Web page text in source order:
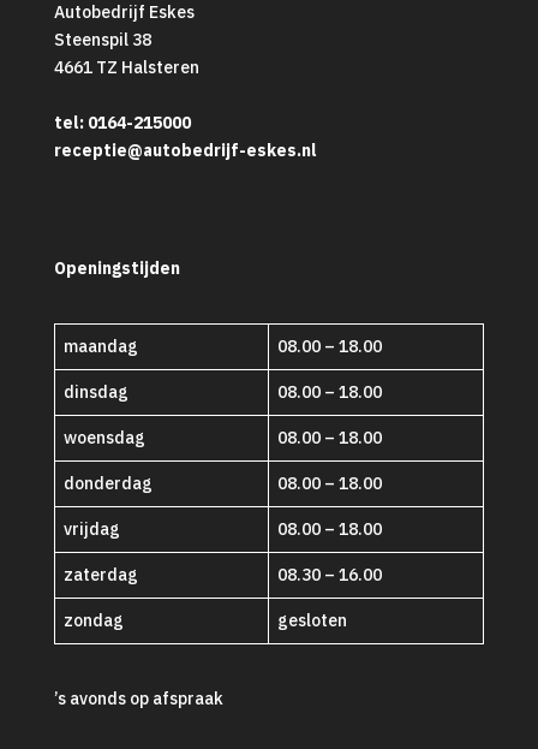
Autobedrijf Eskes
Steenspil 38
4661 TZ Halsteren
tel: 0164-215000
receptie@autobedrijf-eskes.nl
Openingstijden
maandag 08.00 – 18.00
dinsdag 08.00 – 18.00
woensdag 08.00 – 18.00
donderdag 08.00 – 18.00
vrijdag 08.00 – 18.00
zaterdag 08.30 – 16.00
zondag gesloten
’s avonds op afspraak